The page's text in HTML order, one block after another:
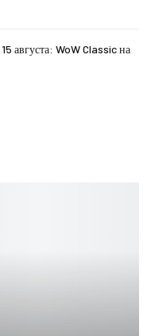
августа: WoW Classic на